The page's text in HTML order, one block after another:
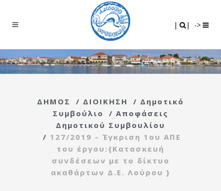
| | ->
ΔΗΜΟΣ / ΔΙΟΙΚΗΣΗ / Δημοτικό
Συμβούλιο
/ Αποφάσεις
Δημοτικού Συμβουλίου
/ 127/2019 – Έγκριση 1ου ΑΠΕ
του έργου:{Κατασκευή
συνδέσεων με το δίκτυο
ακαθάρτων Δ.Ε. Λούρου }